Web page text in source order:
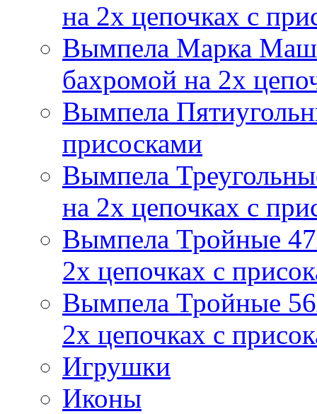
на 2х цепочках с
Вымпела Марка
бахромой на 2х
Вымпела
присосками
Вымпела
на 2х цепочках с
Вымпела Тройные
2х цепочках с
Вымпела Тройные
2х цепочках с
Игрушки
Иконы